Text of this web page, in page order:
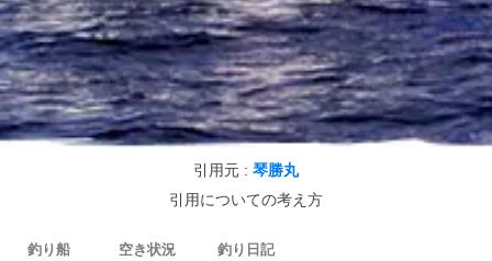
引用元 : 琴勝丸
引用についての考え方
釣り船 空き状況 釣り日記